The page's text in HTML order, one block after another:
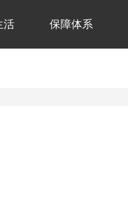
活 保障体系